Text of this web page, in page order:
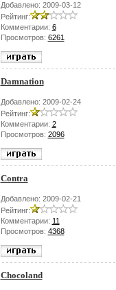
Добавлено: 2009-03-12
Рейтинг:
Комментарии: 6
Просмотров: 6261
Damnation
Добавлено: 2009-02-24
Рейтинг:
Комментарии: 2
Просмотров: 2096
Contra
Добавлено: 2009-02-21
Рейтинг:
Комментарии: 11
Просмотров: 4368
Chocoland